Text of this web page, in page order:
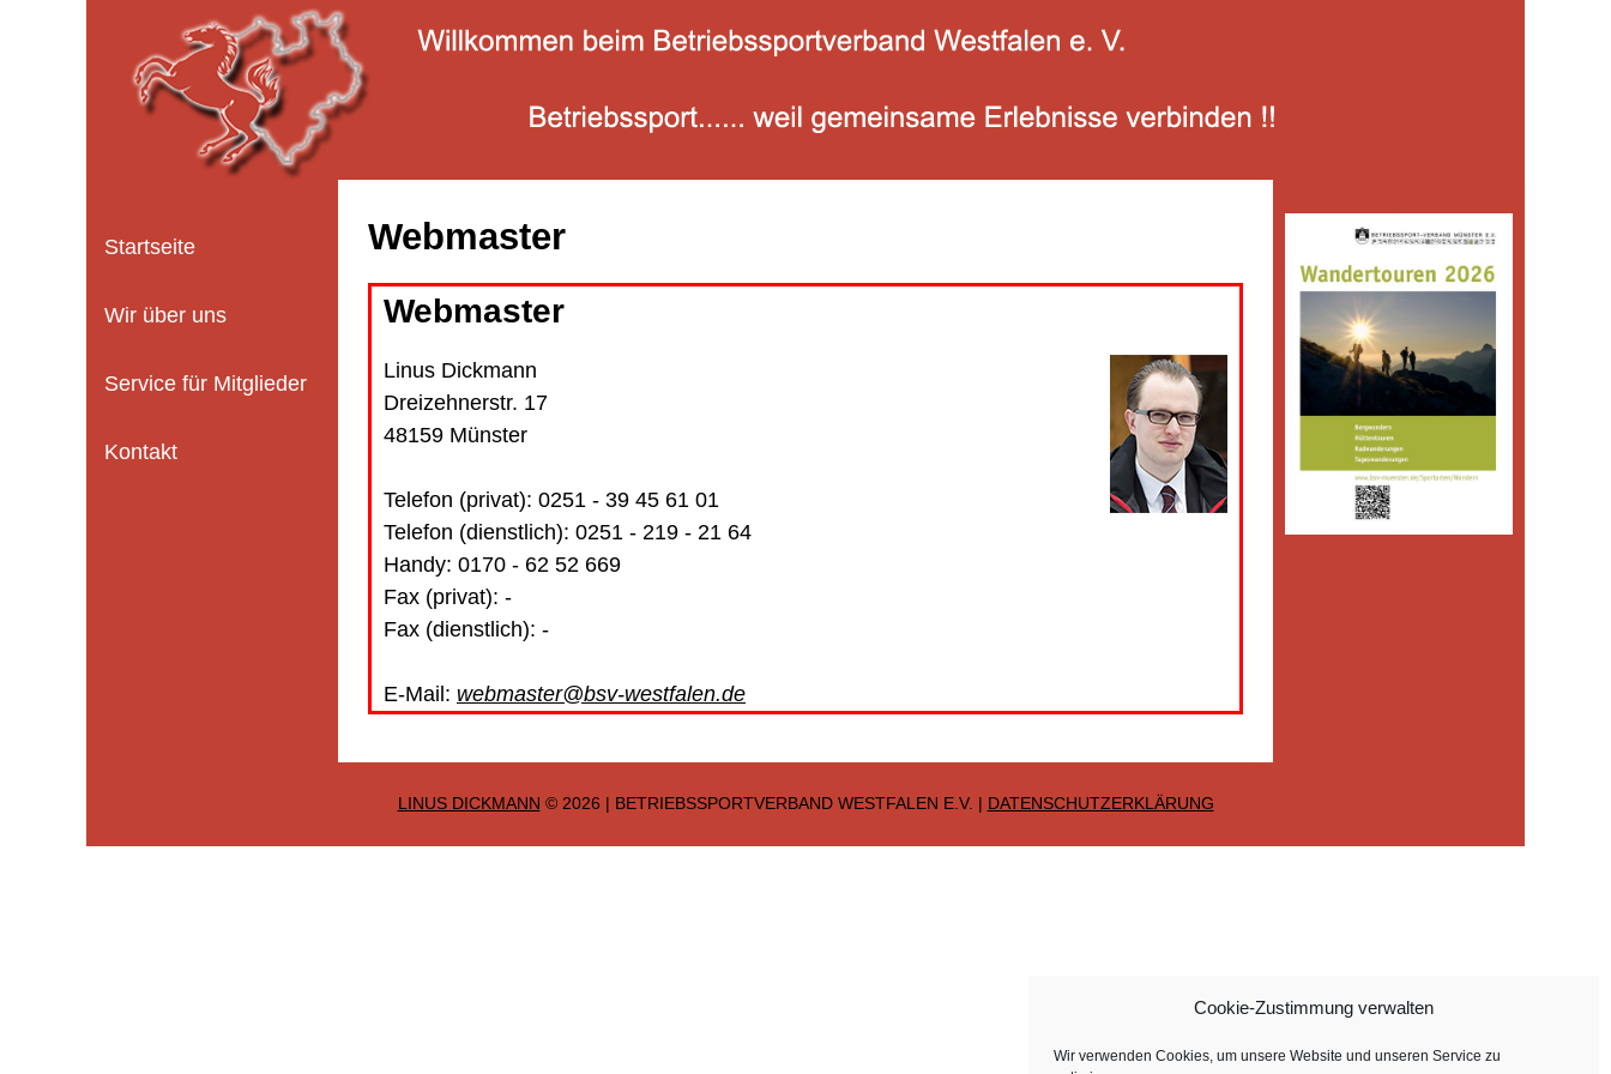
Cookie-Zustimmung verwalten
Wir verwenden Cookies, um unsere Website und unseren Service zu
Startseite
Wir über uns
Service für Mitglieder
Kontakt
Webmaster
Webmaster
Linus Dickmann
Dreizehnerstr. 17
48159 Münster
0251 - 39 45 61 01
0251 - 219 - 21 64
0170 - 62 52 669
-
-
webmaster@bsv-westfalen.de
LINUS DICKMANN © 2026 | BETRIEBSSPORTVERBAND WESTFALEN E.V. | DATENSCHUTZERKLÄRUNG